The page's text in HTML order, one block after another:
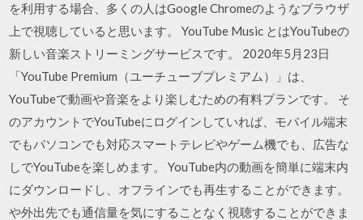
を利用する場合、多くの人はGoogle Chromeのようなブラウザ
上で視聴していると思います。 YouTube Music とはYouTubeの
新しい音楽ストリーミングサービスです。 2020年5月23日
「YouTube Premium（ユーチューブプレミアム）」は、
YouTubeで動画や音楽をより楽しむための有料プランです。 そ
のアカウントでYouTubeにログインしていれば、モバイル端末
でもパソコンでも対応スマートテレビやゲーム機でも、広告な
しでYouTubeを楽しめます。 YouTube内の動画を簡単に端末内
にダウンロードし、オフラインでも再生することができます。
や外出先でも通信量を気にすることなく視聴することができま